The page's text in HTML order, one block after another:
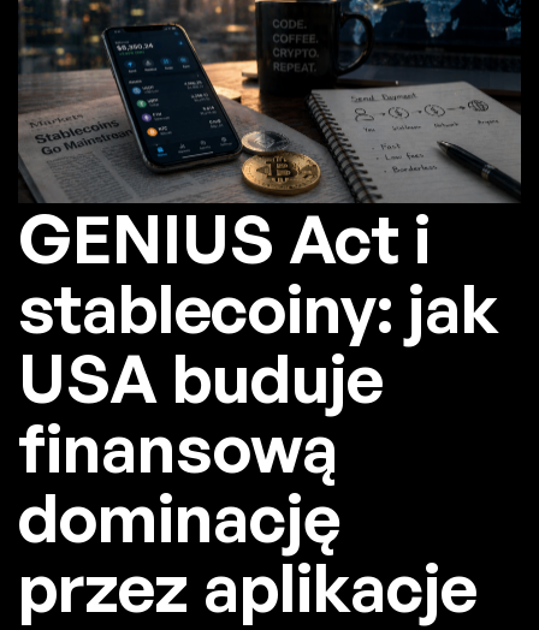
GENIUS Act i
stablecoiny: jak
USA buduje
finansową
dominację
przez aplikacje